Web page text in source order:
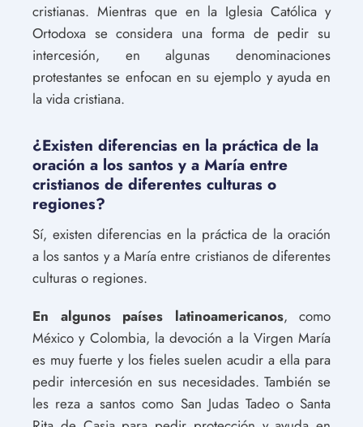
cristianas. Mientras que en la Iglesia Católica y
Ortodoxa se considera una forma de pedir su
intercesión, en algunas denominaciones
protestantes se enfocan en su ejemplo y ayuda en
la vida cristiana.
¿Existen diferencias en la práctica de la
oración a los santos y a María entre
cristianos de diferentes culturas o
regiones?
Sí, existen diferencias en la práctica de la oración
a los santos y a María entre cristianos de diferentes
culturas o regiones.
En algunos países latinoamericanos, como
México y Colombia, la devoción a la Virgen María
es muy fuerte y los fieles suelen acudir a ella para
pedir intercesión en sus necesidades. También se
les reza a santos como San Judas Tadeo o Santa